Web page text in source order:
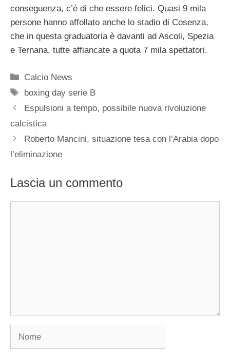
conseguenza, c’è di che essere felici. Quasi 9 mila
persone hanno affollato anche lo stadio di Cosenza,
che in questa graduatoria è davanti ad Ascoli, Spezia
e Ternana, tutte affiancate a quota 7 mila spettatori.
Categorie
Calcio News
Tag
boxing day serie B
Espulsioni a tempo, possibile nuova rivoluzione
calcistica
Roberto Mancini, situazione tesa con l’Arabia dopo
l’eliminazione
Lascia un commento